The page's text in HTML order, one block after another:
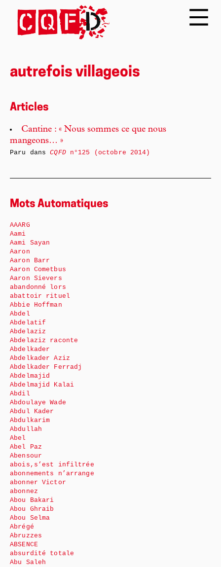
autrefois villageois
Articles
Cantine : « Nous sommes ce que nous
mangeons… »
Paru dansCQFDn°125 (octobre 2014)
Mots Automatiques
AAARG
Aami
Aami Sayan
Aaron
Aaron Barr
Aaron Cometbus
Aaron Sievers
abandonné lors
abattoir rituel
Abbie Hoffman
Abdel
Abdelatif
Abdelaziz
Abdelaziz raconte
Abdelkader
Abdelkader Aziz
Abdelkader Ferradj
Abdelmajid
Abdelmajid Kalai
Abdil
Abdoulaye Wade
Abdul Kader
Abdulkarim
Abdullah
Abel
Abel Paz
Abensour
abois,s’est infiltrée
abonnements n’arrange
abonner Victor
abonnez
Abou Bakari
Abou Ghraib
Abou Selma
Abrégé
Abruzzes
ABSENCE
absurdité totale
Abu Saleh